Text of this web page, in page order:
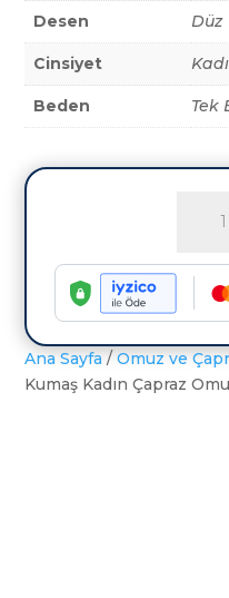
Desen Düz
Cinsiyet
Beden Tek
Kadın
Çanta
adet
Ana Sayfa /Omuz ve
Kumaş Kadın Çapraz